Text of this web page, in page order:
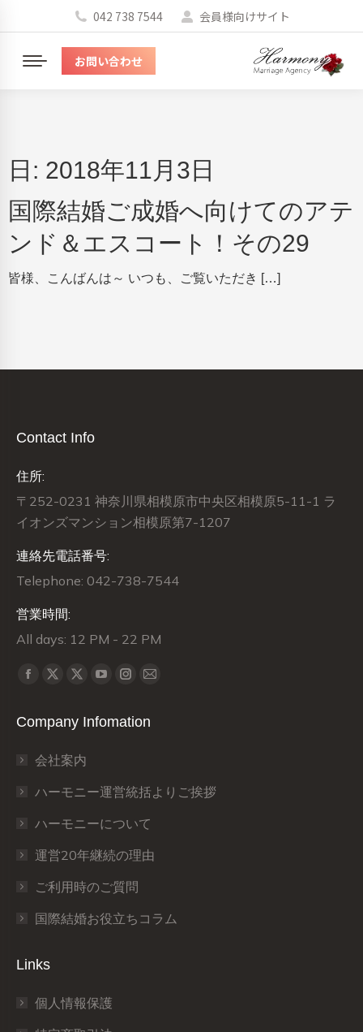
042 738 7544 会員様向けサイト
メ
お問い合わせ
日: 2018年11月3日
国際結婚ご成婚へ向けてのアテ
ンド＆エスコート！その29
皆様、こんばんは～ いつも、ご覧いただき […]
Contact Info
住所:
〒252-0231 神奈川県相模原市中央区相模原5-11-1 ラ
イオンズマンション相模原第7-1207
連絡先電話番号:
Telephone: 042-738-7544
営業時間:
All days: 12 PM - 22 PM
Find us on:
Facebook
opens
new
window
X
opens
new
window
X
opens
new
window
YouTube
opens
window
Instagram
opens
window
Mail
opens
window
Company Infomation
会社案内
ハーモニー運営統括よりご挨拶
ハーモニーについて
運営20年継続の理由
ご利用時のご質問
国際結婚お役立ちコラム
Links
個人情報保護